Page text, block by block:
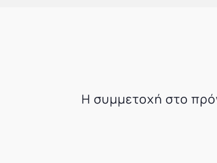
Η συμμετοχή στο